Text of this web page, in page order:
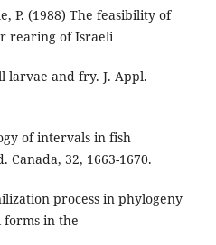
P. (1988) The feasibility of
rearing of Israeli
larvae and fry. J. Appl.
of intervals in fish
Canada, 32, 1663-1670.
process in phylogeny
in the